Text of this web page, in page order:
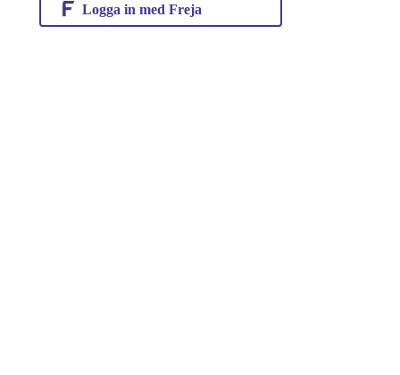
Logga in med Freja